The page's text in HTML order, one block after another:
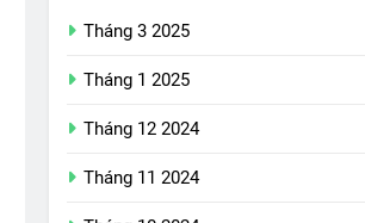
Tháng 3 2025
Tháng 1 2025
Tháng 12 2024
Tháng 11 2024